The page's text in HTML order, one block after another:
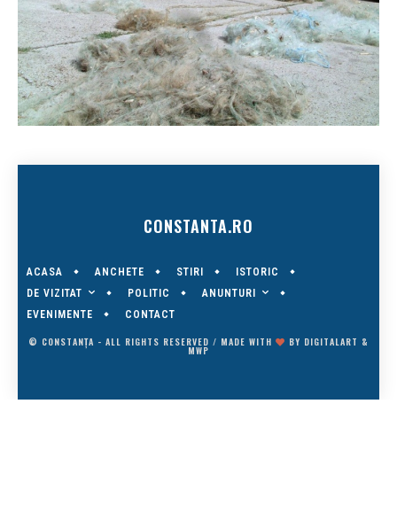
CONSTANTA.RO
ACASA ANCHETE STIRI
ISTORIC
DE VIZITAT
POLITIC
ANUNTURI
EVENIMENTE
CONTACT
© CONSTANȚA - ALL RIGHTS RESERVED / MADE WITH BY DIGITALART &
MWP